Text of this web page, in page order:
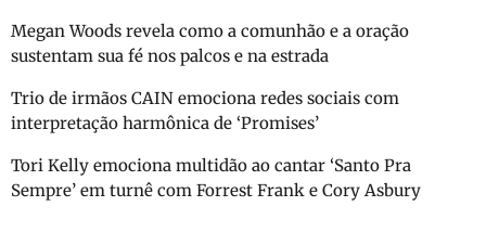
Megan Woods revela como a comunhão e a oração
sustentam sua fé nos palcos e na estrada
Trio de irmãos CAIN emociona redes sociais com
interpretação harmônica de ‘Promises’
Tori Kelly emociona multidão ao cantar ‘Santo Pra
Sempre’ em turnê com Forrest Frank e Cory Asbury